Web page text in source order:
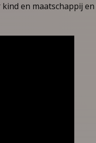
en maatschappij